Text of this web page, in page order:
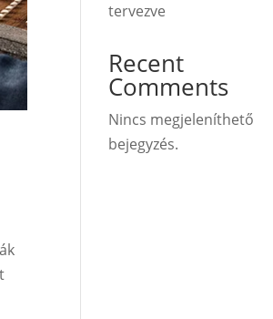
tervezve
Recent
Comments
Nincs megjeleníthető
bejegyzés.